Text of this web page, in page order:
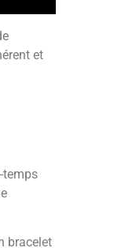
et
temps
bracelet